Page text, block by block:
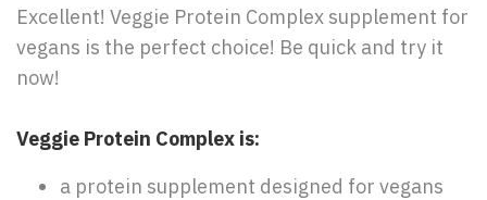
Excellent! Veggie Protein Complex supplement for
vegans is the perfect choice! Be quick and try it
now!
Veggie Protein Complex is:
a protein supplement designed for vegans